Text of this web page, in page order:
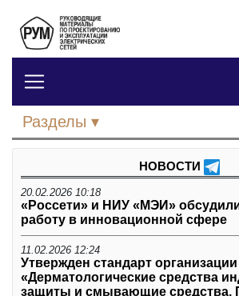
Разделы
НОВОСТИ
20.02.2026 10:18
«Россети» и НИУ «МЭИ»
работу в инновационной сфере
11.02.2026 12:24
Утвержден стандарт организации
«Дерматологические средства
защиты и смывающие средства.